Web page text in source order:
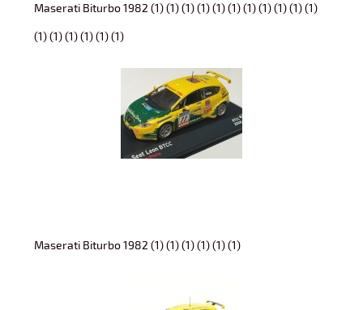
Maserati Biturbo 1982 (1) (1) (1) (1) (1) (1) (1) (1) (1) (1) (1)
(1) (1) (1) (1) (1) (1)
Maserati Biturbo 1982 (1) (1) (1) (1) (1) (1)